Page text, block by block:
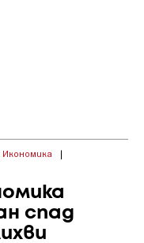
Икономика |
спад